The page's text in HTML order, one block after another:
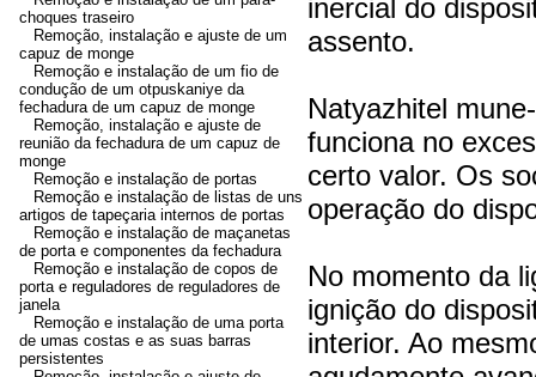
choques traseiro
Remoção, instalação e ajuste de um
capuz de monge
Remoção e instalação de um fio de
condução de um otpuskaniye da
fechadura de um capuz de monge
Remoção, instalação e ajuste de
reunião da fechadura de um capuz de
monge
Remoção e instalação de portas
Remoção e instalação de listas de uns
artigos de tapeçaria internos de portas
Remoção e instalação de maçanetas
de porta e componentes da fechadura
Remoção e instalação de copos de
porta e reguladores de reguladores de
janela
Remoção e instalação de uma porta
de umas costas e as suas barras
persistentes
inercial do
assento.
Natyazhitel
funciona no
certo valor. Os
operação do
No momento da
ignição do
interior. Ao